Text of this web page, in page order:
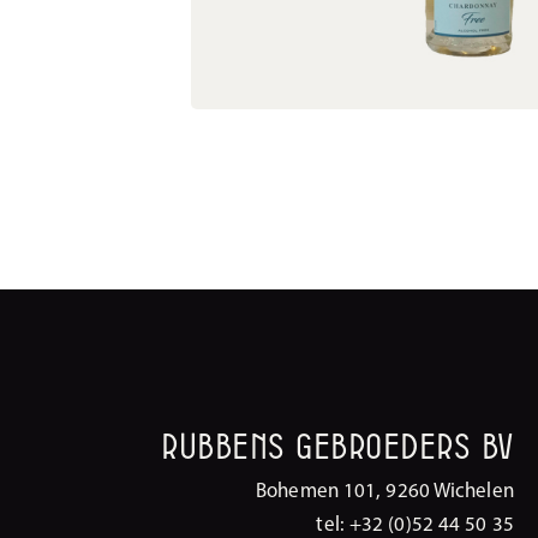
Rubbens Gebroeders BV
Bohemen 101, 9260 Wichelen
tel: +32 (0)52 44 50 35